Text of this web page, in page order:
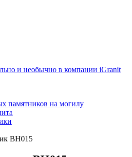
и необычно в компании iGranit
памятников на могилу
ВН015